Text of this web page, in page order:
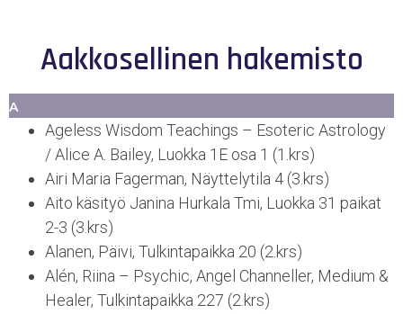
Aakkosellinen hakemisto
A
Ageless Wisdom Teachings – Esoteric Astrology
/ Alice A. Bailey, Luokka 1E osa 1 (1.krs)
Airi Maria Fagerman, Näyttelytila 4 (3.krs)
Aito käsityö Janina Hurkala Tmi, Luokka 31 paikat
2-3 (3.krs)
Alanen, Päivi, Tulkintapaikka 20 (2.krs)
Alén, Riina – Psychic, Angel Channeller, Medium &
Healer, Tulkintapaikka 227 (2.krs)